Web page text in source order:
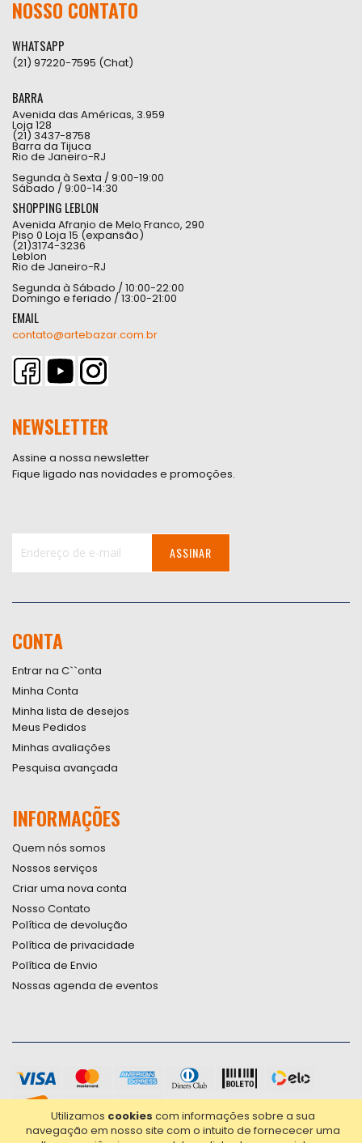
Utilizamos cookies com informações sobre a sua
navegação em nosso site com o intuito de fornececer uma
NOSSO CONTATO
WHATSAPP
(21) 97220-7595 (Chat)
BARRA
Avenida das Américas, 3.959
Loja 128
(21) 3437-8758
Barra da Tijuca
Rio de Janeiro-RJ
Segunda à Sexta / 9:00-19:00
Sábado / 9:00-14:30
SHOPPING LEBLON
Avenida Afranio de Melo Franco, 290
Piso 0 Loja 15 (expansão)
(21)3174-3236
Leblon
Rio de Janeiro-RJ
Segunda à Sábado / 10:00-22:00
Domingo e feriado / 13:00-21:00
EMAIL
contato@artebazar.com.br
NEWSLETTER
Assine a nossa newsletter
Fique ligado nas novidades e promoções.
Newsletter:
ASSINAR
CONTA
Entrar na C``onta
Minha Conta
Minha lista de desejos
Meus Pedidos
Minhas avaliações
Pesquisa avançada
INFORMAÇÕES
Quem nós somos
Nossos serviços
Criar uma nova conta
Nosso Contato
Política de devolução
Política de privacidade
Política de Envio
Nossas agenda de eventos